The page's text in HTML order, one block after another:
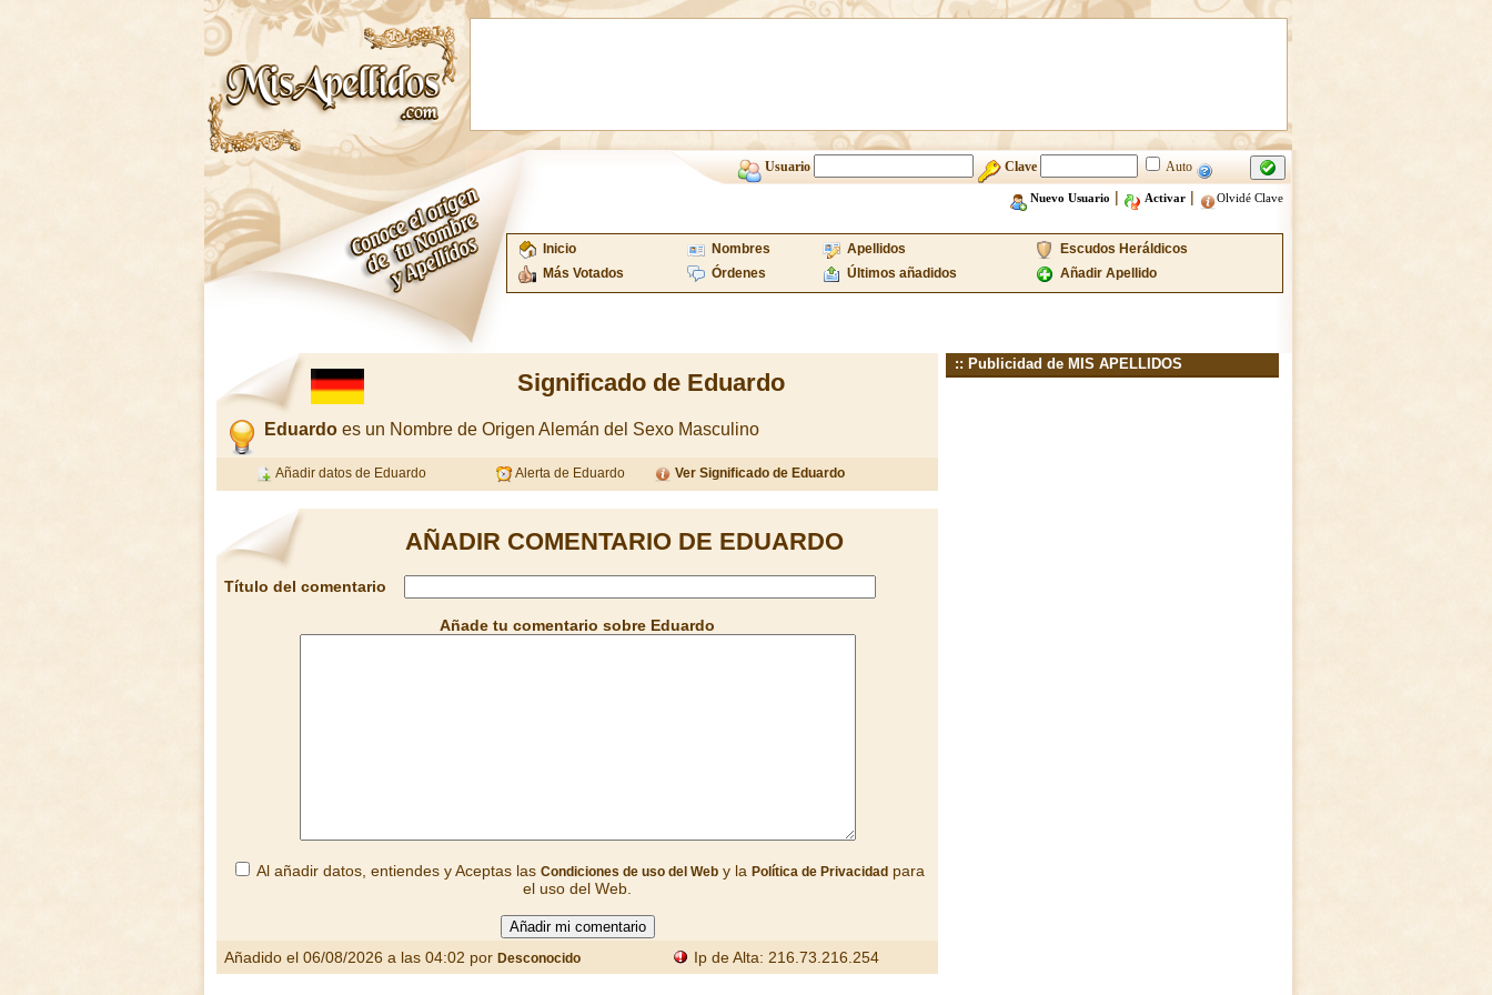
Usuario Clave Auto
Nuevo Usuario | Activar| Olvidé Clave
Inicio Nombres Apellidos
Escudos Heráldicos
Más Votados
Órdenes Últimos añadidos Añadir Apellido
Significado de Eduardo
Eduardoes un Nombre de Origen Alemán del Sexo Masculino
Añadir datos de Eduardo Alerta de Eduardo Ver Significado de Eduardo
AÑADIR COMENTARIO DE EDUARDO
Título del comentario
Añade tu comentario sobre Eduardo
Al añadir datos, entiendes y Aceptas las Condiciones de uso del Weby la Política de Privacidadpara
el uso del Web.
Añadido el 06/08/2026 a las 04:02 por Desconocido Ip de Alta: 216.73.216.254
:: Publicidad de MIS APELLIDOS